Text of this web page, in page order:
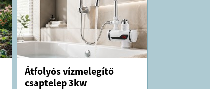
Átfolyós vízmelegítő
csaptelep 3kw